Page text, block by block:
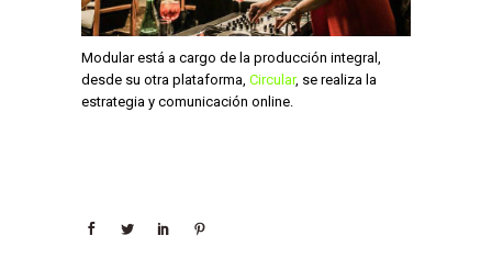
Modular está a cargo de la producción integral,
desde su otra plataforma, Circular, se realiza la
estrategia y comunicación online.